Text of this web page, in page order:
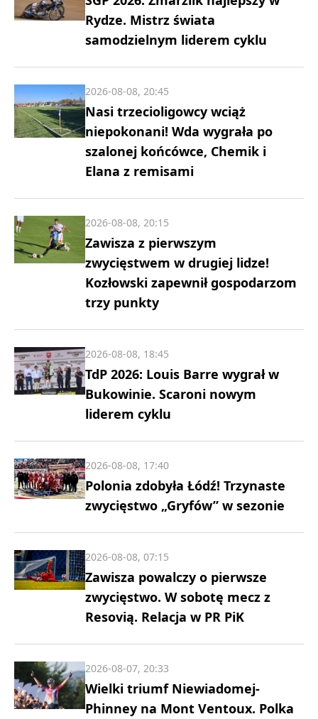
Rydze. Mistrz świata
samodzielnym liderem cyklu
Nasi trzecioligowcy wciąż
niepokonani! Wda wygrała po
szalonej końcówce, Chemik i
Elana z remisami
2026-08-08, 20:45
Zawisza z pierwszym
zwycięstwem w drugiej lidze!
Kozłowski zapewnił gospodarzom
trzy punkty
2026-08-08, 20:15
TdP 2026: Louis Barre wygrał w
Bukowinie. Scaroni nowym
liderem cyklu
2026-08-08, 18:45
Polonia zdobyła Łódź! Trzynaste
zwycięstwo „Gryfów” w sezonie
2026-08-08, 17:40
Zawisza powalczy o pierwsze
zwycięstwo. W sobotę mecz z
Resovią. Relacja w PR PiK
2026-08-08, 07:15
Wielki triumf Niewiadomej-
Phinney na Mont Ventoux. Polka
2026-08-07, 20:33